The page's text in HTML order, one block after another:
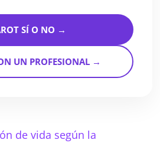
SÍ O NO →
UN PROFESIONAL →
de vida según la